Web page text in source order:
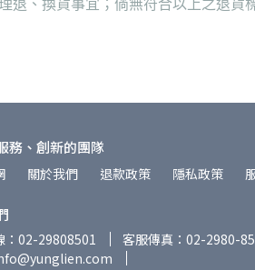
退、換貨事宜；倘無符合以上之退
務、創新的團隊
關於我們 退款政策 隱私政策
：02-29808501
客服傳真：02-2980-